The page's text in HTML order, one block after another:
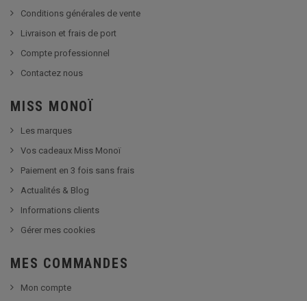
Conditions générales de vente
Livraison et frais de port
Compte professionnel
Contactez nous
MISS MONOÏ
Les marques
Vos cadeaux Miss Monoï
Paiement en 3 fois sans frais
Actualités & Blog
Informations clients
Gérer mes cookies
MES COMMANDES
Mon compte